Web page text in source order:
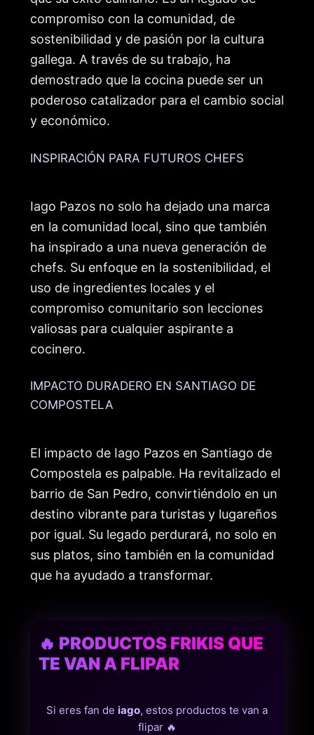
compromiso con la comunidad, de
sostenibilidad y de pasión por la cultura
gallega. A través de su trabajo, ha
demostrado que la cocina puede ser un
poderoso catalizador para el cambio social
y económico.
INSPIRACIÓN PARA FUTUROS CHEFS
Iago Pazos no solo ha dejado una marca
en la comunidad local, sino que también
ha inspirado a una nueva generación de
chefs. Su enfoque en la sostenibilidad, el
uso de ingredientes locales y el
compromiso comunitario son lecciones
valiosas para cualquier aspirante a
cocinero.
IMPACTO DURADERO EN SANTIAGO DE
COMPOSTELA
El impacto de Iago Pazos en Santiago de
Compostela es palpable. Ha revitalizado el
barrio de San Pedro, convirtiéndolo en un
destino vibrante para turistas y lugareños
por igual. Su legado perdurará, no solo en
sus platos, sino también en la comunidad
que ha ayudado a transformar.
🔥 PRODUCTOS FRIKIS QUE
TE VAN A FLIPAR
Si eres fan de iago, estos productos te van a
flipar 🔥